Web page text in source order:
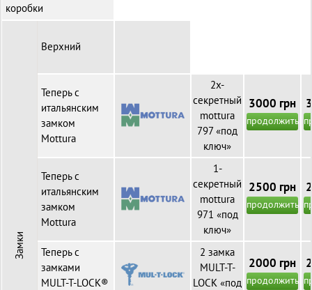
коробки
Замки
Верхний
Теперь с
итальянским
замком
Mottura
2х-
секретный
mottura
797 «под
ключ»
3000 грн
продолжить
Теперь с
итальянским
замком
Mottura
1-
секретный
mottura
971 «под
ключ»
2500 грн
продолжить
Теперь с
замками
MULT-T-LOCK®
2 замка
MULT-T-
LOCK «под
2000 грн
продолжить